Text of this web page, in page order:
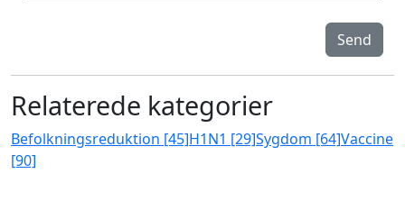
Send
Relaterede kategorier
Befolkningsreduktion [45]H1N1 [29]Sygdom [64]Vaccine
[90]